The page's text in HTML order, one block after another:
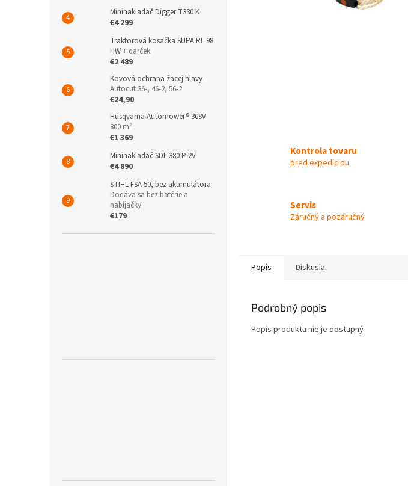
Mininakladač Digger T330 K
€4 299
Traktorová kosačka SUPA RL 98
HW+ darček
€2 489
Kovová ochrana žacej hlavy
Autocut 36-, 46-2, 56-2
€24,90
Husqvarna Automower® 308V
800 m²
€1 369
Mininakladač SDL 380 P 2V
€4 890
STIHL FSA 50, bez akumulátora
Dodáva sa bez batérie a
nabíjačky
€179
Kontrola tovaru
pred expedíciou
Servis
Záručný a pozáručný
Popis Diskusia
Podrobný popis
Popis produktu nie je dostupný